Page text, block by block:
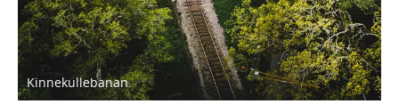
Kinnekullebanan.